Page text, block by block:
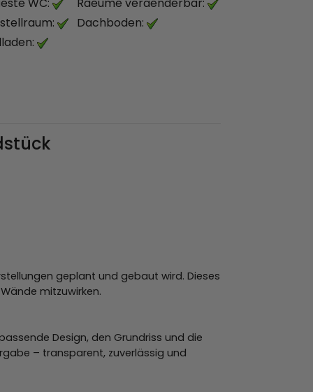
Dachboden:
geplant und gebaut wird. Dieses
mitzuwirken.
Design, den Grundriss und die
– transparent, zuverlässig und